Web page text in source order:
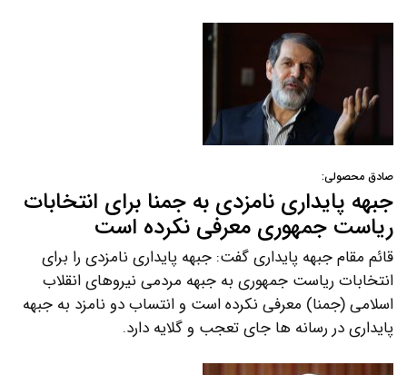
صادق محصولی:
جبهه پایداری نامزدی به جمنا برای انتخابات
ریاست جمهوری معرفی نکرده است
قائم مقام جبهه پایداری گفت: جبهه پایداری نامزدی را برای
انتخابات ریاست جمهوری به جبهه مردمی نیروهای انقلاب
اسلامی (جمنا) معرفی نکرده است و انتساب دو نامزد به جبهه
پایداری در رسانه ها جای تعجب و گلایه دارد.